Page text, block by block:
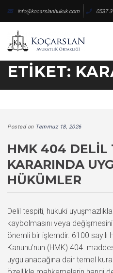
content
info@kocarslanhukuk.com 0537
ETIKET:
Posted on Temmuz 18, 2026
HMK 404 DELIL
KARARINDA
HÜKÜMLER
Delil tespiti, hukuki
kaybolmasını veya
önemli bir işlemdir. 6100 sayılı
Kanunu’nun (HMK) 404.
uygulanacağına dair temel